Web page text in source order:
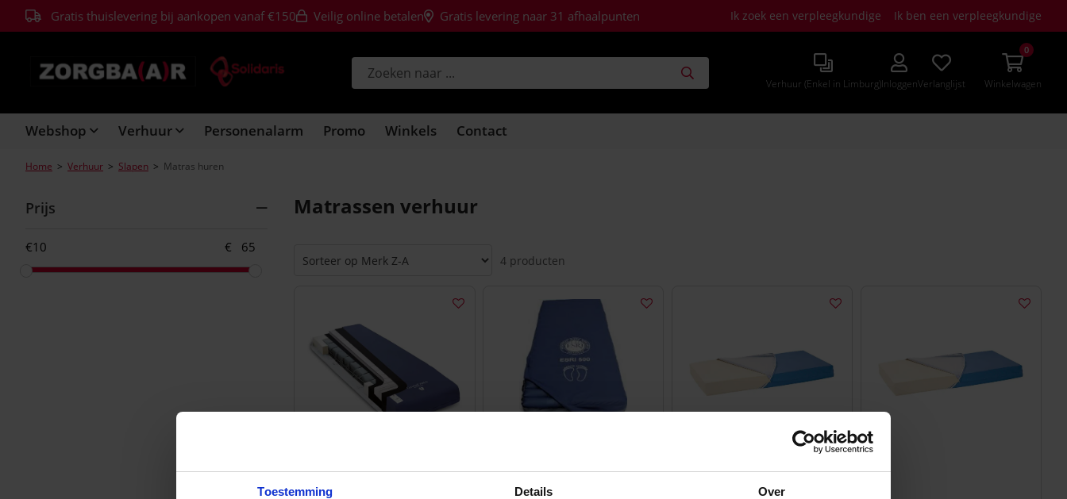
Toestemming Details Over
Gratis thuislevering bij aankopen vanaf €150 Veilig online betalen Gratis levering naar 31 afhaalpunten Ik zoek een verpleegkundige Ik ben een verpleegkundige
Verhuur (Enkel in Limburg)InloggenVerlanglijst Winkelwagen
0
Webshop Verhuur Personenalarm Promo Winkels Contact
Home > Verhuur > Slapen > Matras huren
Prijs
€ €
Matrassen verhuur
4 producten